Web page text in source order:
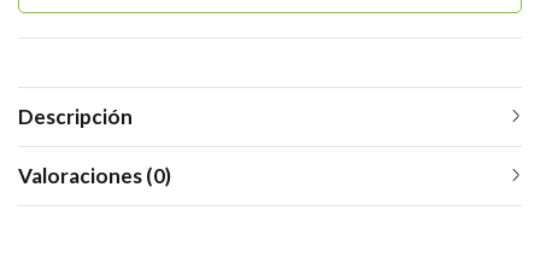
Descripción
Valoraciones (0)